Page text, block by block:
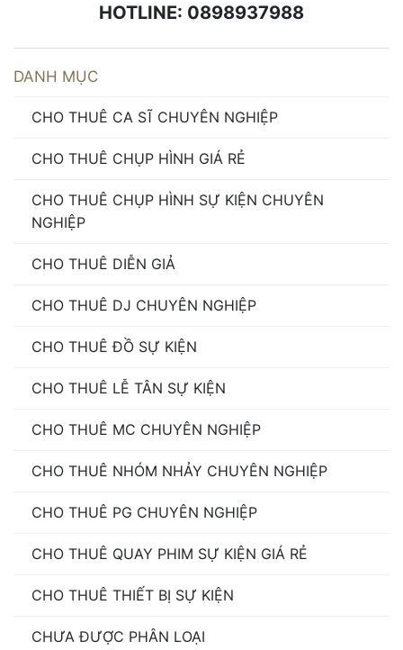
HOTLINE: 0898937988
DANH MỤC
CHO THUÊ CA SĨ CHUYÊN NGHIỆP
CHO THUÊ CHỤP HÌNH GIÁ RẺ
CHO THUÊ CHỤP HÌNH SỰ KIỆN CHUYÊN
NGHIỆP
CHO THUÊ DIỄN GIẢ
CHO THUÊ DJ CHUYÊN NGHIỆP
CHO THUÊ ĐỒ SỰ KIỆN
CHO THUÊ LỄ TÂN SỰ KIỆN
CHO THUÊ MC CHUYÊN NGHIỆP
CHO THUÊ NHÓM NHẢY CHUYÊN NGHIỆP
CHO THUÊ PG CHUYÊN NGHIỆP
CHO THUÊ QUAY PHIM SỰ KIỆN GIÁ RẺ
CHO THUÊ THIẾT BỊ SỰ KIỆN
CHƯA ĐƯỢC PHÂN LOẠI